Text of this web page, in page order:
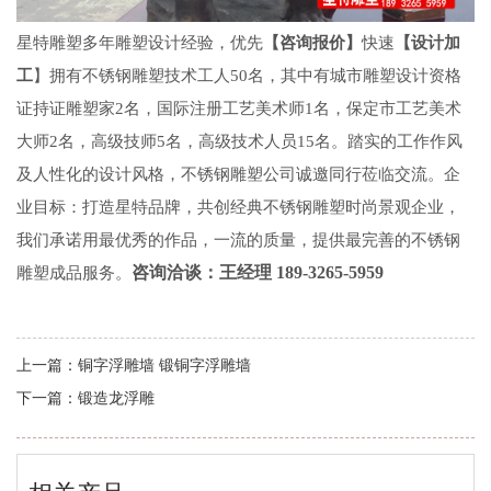
星特雕塑多年雕塑设计经验，优先 【咨询报价】快速 【设计加
工】拥有不锈钢雕塑技术工人50名，其中有城市雕塑设计资格
证持证雕塑家2名，国际注册工艺美术师1名，保定市工艺美术
大师2名，高级技师5名，高级技术人员15名。踏实的工作作风
及人性化的设计风格，不锈钢雕塑公司诚邀同行莅临交流。企
业目标：打造星特品牌，共创经典不锈钢雕塑时尚景观企业，
我们承诺用最优秀的作品，一流的质量，提供最完善的不锈钢
雕塑成品服务。 咨询洽谈：王经理 189-3265-5959
上一篇： 铜字浮雕墙 锻铜字浮雕墙
下一篇： 锻造龙浮雕